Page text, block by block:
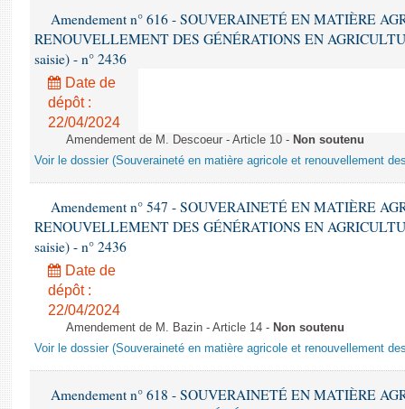
Amendement n° 616 - SOUVERAINETÉ EN MATIÈRE
RENOUVELLEMENT DES GÉNÉRATIONS EN
saisie) - n° 2436
Date de
dépôt :
22/04/2024
Amendement de M. Descoeur - Article 10 - Non soutenu
Voir le dossier (Souveraineté en matière agricole et renouvellement
Amendement n° 547 - SOUVERAINETÉ EN MATIÈRE
RENOUVELLEMENT DES GÉNÉRATIONS EN
saisie) - n° 2436
Date de
dépôt :
22/04/2024
Amendement de M. Bazin - Article 14 - Non soutenu
Voir le dossier (Souveraineté en matière agricole et renouvellement
Amendement n° 618 - SOUVERAINETÉ EN MATIÈRE